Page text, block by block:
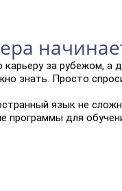
за рубежом, а
знать. Просто
язык не
программы для